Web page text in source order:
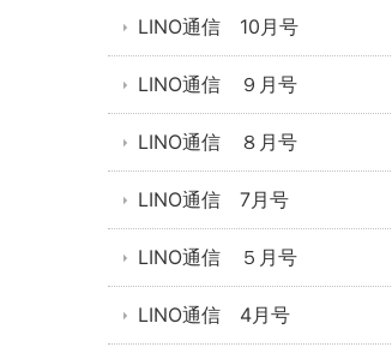
LINO通信 10月号
LINO通信 ９月号
LINO通信 ８月号
LINO通信 7月号
LINO通信 ５月号
LINO通信 4月号